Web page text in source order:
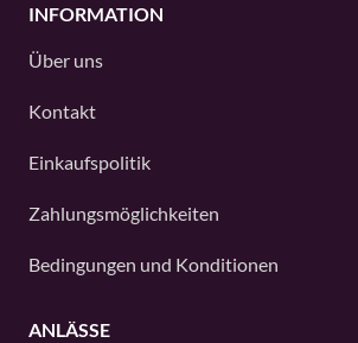
INFORMATION
Über uns
Kontakt
Einkaufspolitik
Zahlungsmöglichkeiten
Bedingungen und Konditionen
ANLÄSSE